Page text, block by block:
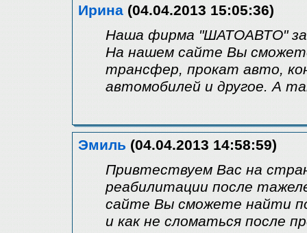
Ирина (04.04.2013 15:05:36)
Наша фирма "ШАТОАВТО"
На нашем сайте Вы
трансфер, прокат авто,
автомобилей и другое. А
Эмиль (04.04.2013 14:58:59)
Привтествуем Вас на
реабилитации после
сайте Вы сможете найти
и как не сломаться после